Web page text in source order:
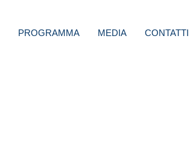
PROGRAMMA MEDIA CONTATTI